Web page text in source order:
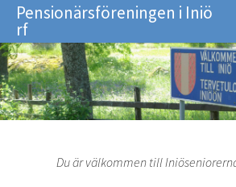
Pensionärsföreningen i Iniö
rf
Du är välkommen till